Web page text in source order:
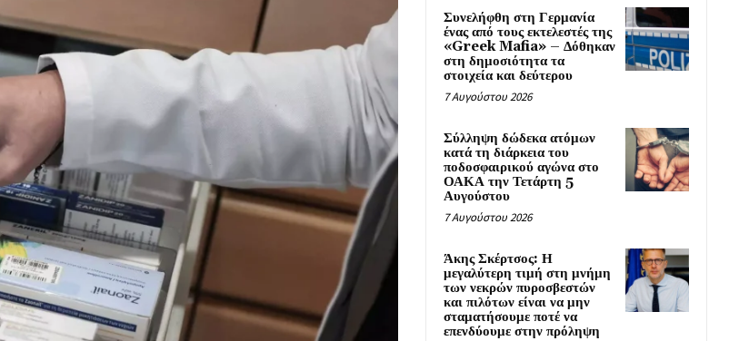
Συνελήφθη στη Γερμανία
ένας από τους εκτελεστές της
«Greek Mafia» – Δόθηκαν
στη δημοσιότητα τα
στοιχεία και δεύτερου
7 Αυγούστου 2026
Σύλληψη δώδεκα ατόμων
κατά τη διάρκεια του
ποδοσφαιρικού αγώνα στο
ΟΑΚΑ την Τετάρτη 5
Αυγούστου
7 Αυγούστου 2026
Άκης Σκέρτσος: Η
μεγαλύτερη τιμή στη μνήμη
των νεκρών πυροσβεστών
και πιλότων είναι να μην
σταματήσουμε ποτέ να
επενδύουμε στην πρόληψη